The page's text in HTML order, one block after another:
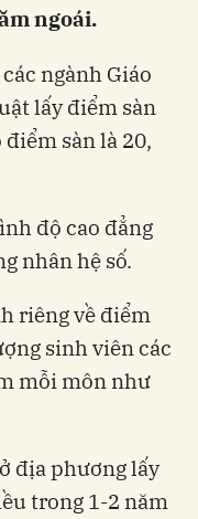
ngoái.
ngành Giáo
lấy điểm sàn
sàn là 20,
độ cao đẳng
nhân hệ số.
riêng về điểm
sinh viên các
mỗi môn như
địa phương lấy
trong 1-2 năm